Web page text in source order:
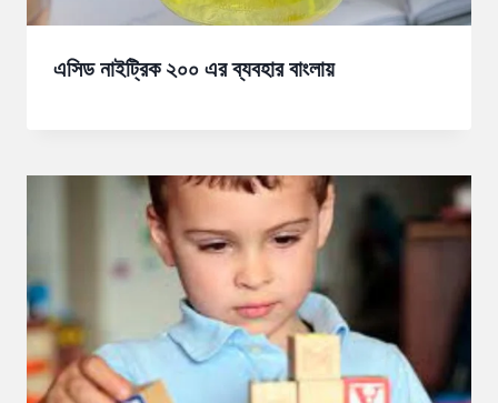
এসিড নাইট্রিক ২০০ এর ব্যবহার বাংলায়